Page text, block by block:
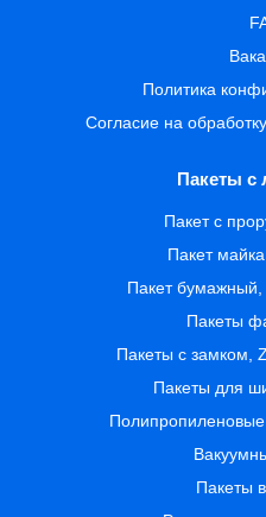
Политика
Согласие на
Пакеты с
Пакет с
Пакет
Пакет бумажный,
Пакеты
Пакеты с замком,
Пакеты для
Полипропиленовые
Пакеты